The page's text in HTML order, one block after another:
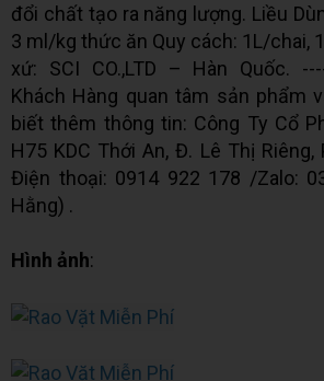
đổi chất tạo ra năng lượng. Liều
3 ml/kg thức ăn Quy cách: 1L/chai,
xứ: SCI CO.,LTD – Hàn Quốc.
Khách Hàng quan tâm sản phẩm
biết thêm thông tin: Công Ty Cổ
H75 KDC Thới An, Đ. Lê Thị Riêng,
Điện thoại: 0914 922 178 /Zalo:
Hằng) .
Hình ảnh: